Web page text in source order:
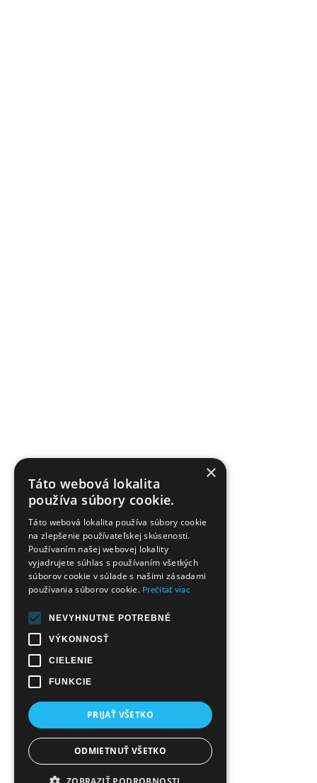
×
Táto webová lokalita
používa súbory cookie.
Táto webová lokalita používa súbory cookie
na zlepšenie používateľskej skúsenosti.
Používaním našej webovej lokality
vyjadrujete súhlas s používaním všetkých
súborov cookie v súlade s našimi zásadami
používania súborov cookie. Prečítať viac
NEVYHNUTNE POTREBNÉ
VÝKONNOSŤ
CIELENIE
FUNKCIE
PRIJAŤ VŠETKO
ODMIETNUŤ VŠETKO